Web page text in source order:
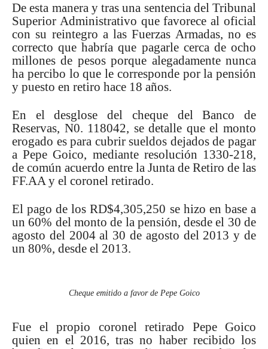
De esta manera y tras una sentencia del Tribunal
Superior Administrativo que favorece al oficial
con su reintegro a las Fuerzas Armadas, no es
correcto que habría que pagarle cerca de ocho
millones de pesos porque alegadamente nunca
ha percibo lo que le corresponde por la pensión
y puesto en retiro hace 18 años.
En el desglose del cheque del Banco de
Reservas, N0. 118042, se detalle que el monto
erogado es para cubrir sueldos dejados de pagar
a Pepe Goico, mediante resolución 1330-218,
de común acuerdo entre la Junta de Retiro de las
FF.AA y el coronel retirado.
El pago de los RD$4,305,250 se hizo en base a
un 60% del monto de la pensión, desde el 30 de
agosto del 2004 al 30 de agosto del 2013 y de
un 80%, desde el 2013.
Cheque emitido a favor de Pepe Goico
Fue el propio coronel retirado Pepe Goico
quien en el 2016, tras no haber recibido los